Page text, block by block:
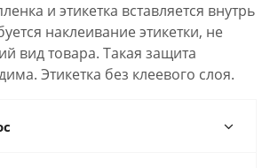
и этикетка вставляется внутрь
наклеивание этикетки, не
вид товара. Такая защита
Этикетка без клеевого слоя.